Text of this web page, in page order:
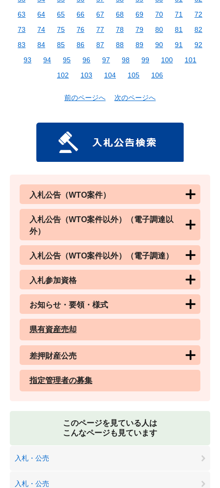
63
64 65 66 67 68 69 70 71
72
73
74 75 76 77 78 79 80 81
82
83
84 85 86 87 88 89 90 91
92
93
94 95 96 97 98 99 100
101
102
103 104 105 106
前のページへ 次のページへ
入札公告（WTO案件）
入札公告（WTO案件以外）（電子調達以
外）
入札公告（WTO案件以外）（電子調達）
入札参加資格
お知らせ・要領・様式
県有資産売却
差押財産公売
指定管理者の募集
このページを見ている人は
こんなページも見ています
入札・公売
入札・公売